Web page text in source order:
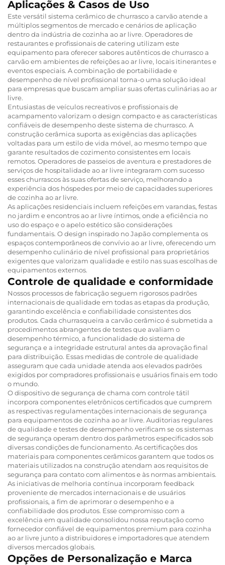
Aplicações & Casos de Uso
Este versátil sistema cerâmico de churrasco a carvão atende a
múltiplos segmentos de mercado e cenários de aplicação
dentro da indústria de cozinha ao ar livre. Operadores de
restaurantes e profissionais de catering utilizam este
equipamento para oferecer sabores autênticos de churrasco a
carvão em ambientes de refeições ao ar livre, locais itinerantes e
eventos especiais. A combinação de portabilidade e
desempenho de nível profissional torna-o uma solução ideal
para empresas que buscam ampliar suas ofertas culinárias ao ar
livre.
Entusiastas de veículos recreativos e profissionais de
acampamento valorizam o design compacto e as características
confiáveis de desempenho deste sistema de churrasco. A
construção cerâmica suporta as exigências das aplicações
voltadas para um estilo de vida móvel, ao mesmo tempo que
garante resultados de cozimento consistentes em locais
remotos. Operadores de passeios de aventura e prestadores de
serviços de hospitalidade ao ar livre integraram com sucesso
esses churrascos às suas ofertas de serviço, melhorando a
experiência dos hóspedes por meio de capacidades superiores
de cozinha ao ar livre.
As aplicações residenciais incluem refeições em varandas, festas
no jardim e encontros ao ar livre íntimos, onde a eficiência no
uso do espaço e o apelo estético são considerações
fundamentais. O design inspirado no Japão complementa os
espaços contemporâneos de convívio ao ar livre, oferecendo um
desempenho culinário de nível profissional para proprietários
exigentes que valorizam qualidade e estilo nas suas escolhas de
equipamentos externos.
Controle de qualidade e conformidade
Nossos processos de fabricação seguem rigorosos padrões
internacionais de qualidade em todas as etapas da produção,
garantindo excelência e confiabilidade consistentes dos
produtos. Cada churrasqueira a carvão cerâmico é submetida a
procedimentos abrangentes de testes que avaliam o
desempenho térmico, a funcionalidade do sistema de
segurança e a integridade estrutural antes da aprovação final
para distribuição. Essas medidas de controle de qualidade
asseguram que cada unidade atenda aos elevados padrões
exigidos por compradores profissionais e usuários finais em todo
o mundo.
O dispositivo de segurança de chama com controle tátil
incorpora componentes eletrônicos certificados que cumprem
as respectivas regulamentações internacionais de segurança
para equipamentos de cozinha ao ar livre. Auditorias regulares
de qualidade e testes de desempenho verificam se os sistemas
de segurança operam dentro dos parâmetros especificados sob
diversas condições de funcionamento. As certificações dos
materiais para componentes cerâmicos garantem que todos os
materiais utilizados na construção atendam aos requisitos de
segurança para contato com alimentos e às normas ambientais.
As iniciativas de melhoria contínua incorporam feedback
proveniente de mercados internacionais e de usuários
profissionais, a fim de aprimorar o desempenho e a
confiabilidade dos produtos. Esse compromisso com a
excelência em qualidade consolidou nossa reputação como
fornecedor confiável de equipamentos premium para cozinha
ao ar livre junto a distribuidores e importadores que atendem
diversos mercados globais.
Opções de Personalização e Marca